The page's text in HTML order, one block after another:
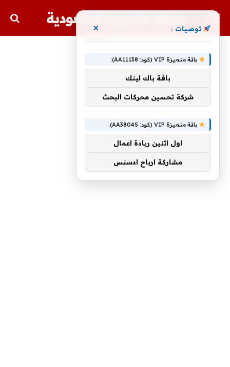
مجلة الأسهم السعودية
توصيات : ×
باقة متميزة VIP (كود: AA11138):
باقة باك لينك
شركة تحسين محركات البحث
باقة متميزة VIP (كود: AA38045):
اول اثنين ريادة اعمال
مشاركة ارباح ادسنس